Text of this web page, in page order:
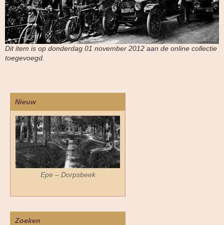
Dit item is op donderdag 01 november 2012 aan de online collectie
toegevoegd.
Nieuw
Epe – Dorpsbeek
Zoeken